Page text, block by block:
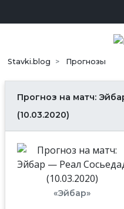
Stavki.blog Прогнозы
Прогноз на матч:
(10.03.2020)
«Эйбар»